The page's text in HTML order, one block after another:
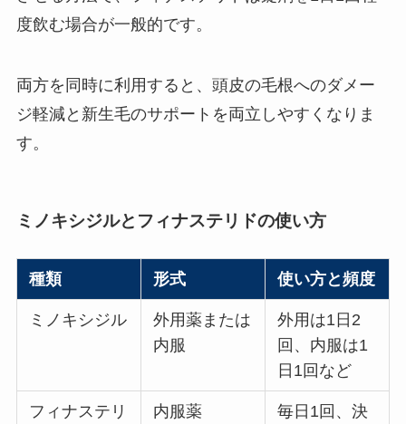
度飲む場合が一般的です。
両方を同時に利用すると、頭皮の毛根へのダメー
ジ軽減と新生毛のサポートを両立しやすくなりま
す。
ミノキシジルとフィナステリドの使い方
種類 形式 使い方と頻度
ミノキシジル
外用薬または
内服
外用は1日2
回、内服は1
日1回など
フィナステリ
内服薬
毎日1回、決